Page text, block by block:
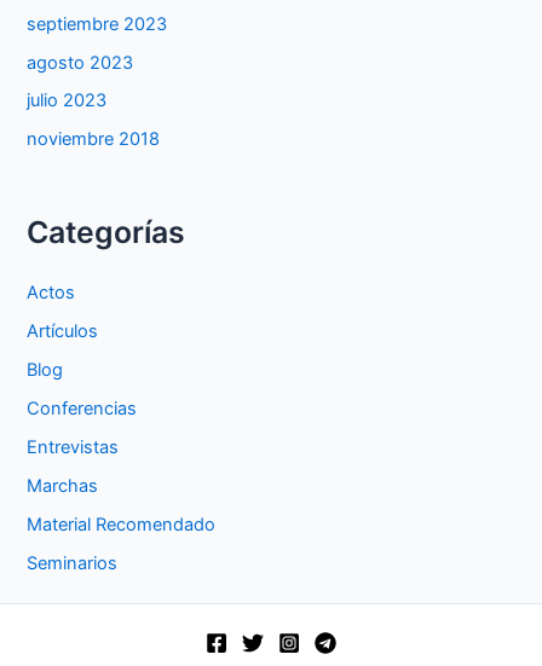
septiembre 2023
agosto 2023
julio 2023
noviembre 2018
Categorías
Actos
Artículos
Blog
Conferencias
Entrevistas
Marchas
Material Recomendado
Seminarios